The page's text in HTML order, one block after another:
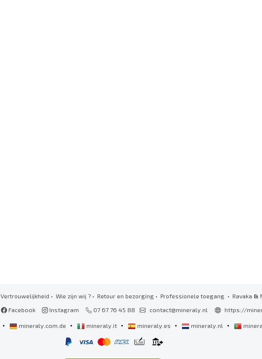
Vertrouwelijkheid • Wie zijn wij ? • Retour en bezorging • Professionele toegang • Ravaka &
Facebook Instagram 07 67 76 45 88 contact@mineraly.nl https://
• mineraly.com.de • mineraly.it • mineraly.es • mineraly.nl •